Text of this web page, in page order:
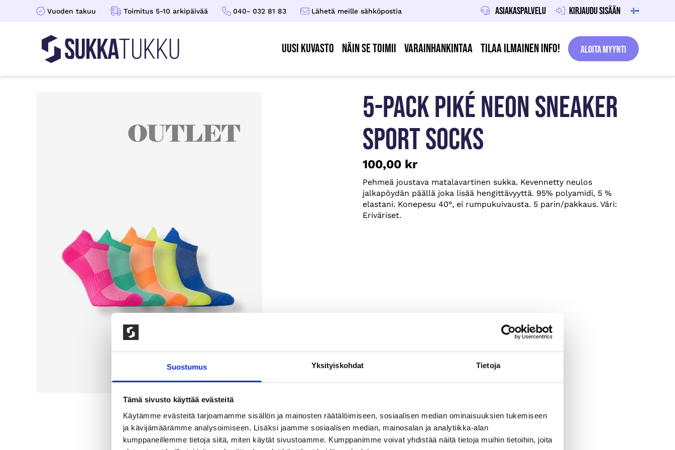
Suostumus Yksityiskohdat Tietoja
Tämä sivusto käyttää evästeitä
Käytämme evästeitä tarjoamamme sisällön ja mainosten räätälöimiseen, sosiaalisen median ominaisuuksien tukemiseen
ja kävijämäärämme analysoimiseen. Lisäksi jaamme sosiaalisen median, mainosalan ja analytiikka-alan
kumppaneillemme tietoja siitä, miten käytät sivustoamme. Kumppanimme voivat yhdistää näitä tietoja muihin tietoihin, joita
Vuoden takuu Toimitus 5-10 arkipäivää 040- 032 81 83 Lähetä meille sähköpostia Asiakaspalvelu Kirjaudu sisään
Sukkatukku
UUSI KUVASTO Näin se toimii Varainhankintaa Tilaa ilmainen info! Aloita Myynti
5-PACK PIKÉ NEON SNEAKER
SPORT SOCKS
100,00 kr
Pehmeä joustava matalavartinen sukka. Kevennetty neulos
jalkapöydän päällä joka lisää hengittävyyttä. 95% polyamidi, 5 %
elastani. Konepesu 40°, ei rumpukuivausta. 5 parin/pakkaus. Väri:
Eriväriset.